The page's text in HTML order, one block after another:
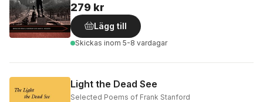
279 kr
Lägg till
Skickas inom 5-8 vardagar
Light the Dead See
Selected Poems of Frank Stanford